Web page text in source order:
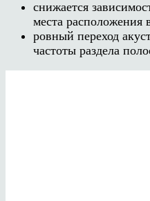
снижается
места расположения
ровный переход
частоты раздела